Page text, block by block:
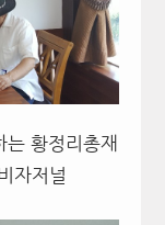
황정리총재
자저널